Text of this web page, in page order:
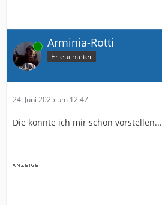
Online Arminia-Rotti
Erleuchteter
24. Juni 2025 um 12:47
Die könnte ich mir schon vorstellen...